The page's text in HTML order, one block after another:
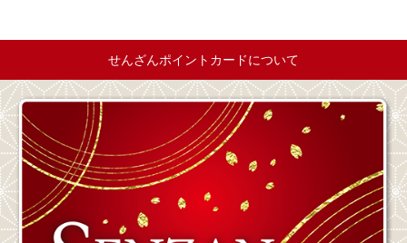
せんざんポイントカードについて